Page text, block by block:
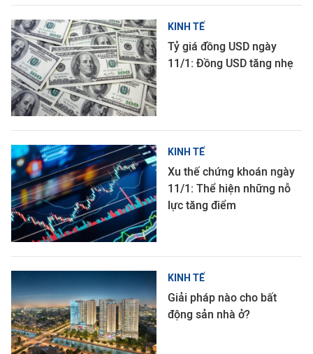
KINH TẾ
Tỷ giá đồng USD ngày
11/1: Đồng USD tăng nhẹ
KINH TẾ
Xu thế chứng khoán ngày
11/1: Thể hiện những nỗ
lực tăng điểm
KINH TẾ
Giải pháp nào cho bất
động sản nhà ở?